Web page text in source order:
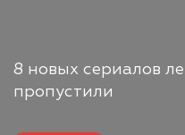
8 новых сериалов
пропустили